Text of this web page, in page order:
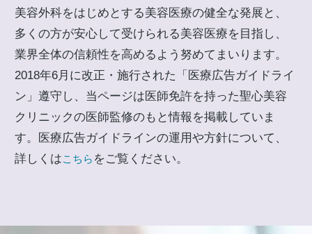
美容外科をはじめとする美容医療の健全な発展と、
多くの方が安心して受けられる美容医療を目指し、
業界全体の信頼性を高めるよう努めてまいります。
2018年6月に改正・施行された「医療広告ガイドライ
ン」遵守し、当ページは医師免許を持った聖心美容
クリニックの医師監修のもと情報を掲載していま
す。医療広告ガイドラインの運用や方針について、
詳しくはこちら をご覧ください。